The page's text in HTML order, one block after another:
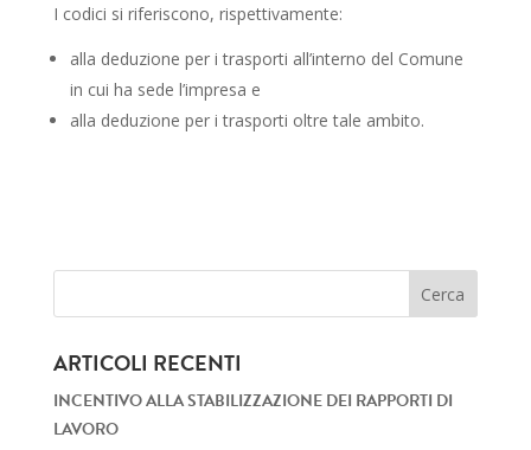
I codici si riferiscono, rispettivamente:
alla deduzione per i trasporti all’interno del Comune
in cui ha sede l’impresa e
alla deduzione per i trasporti oltre tale ambito.
ARTICOLI RECENTI
INCENTIVO ALLA STABILIZZAZIONE DEI RAPPORTI DI
LAVORO